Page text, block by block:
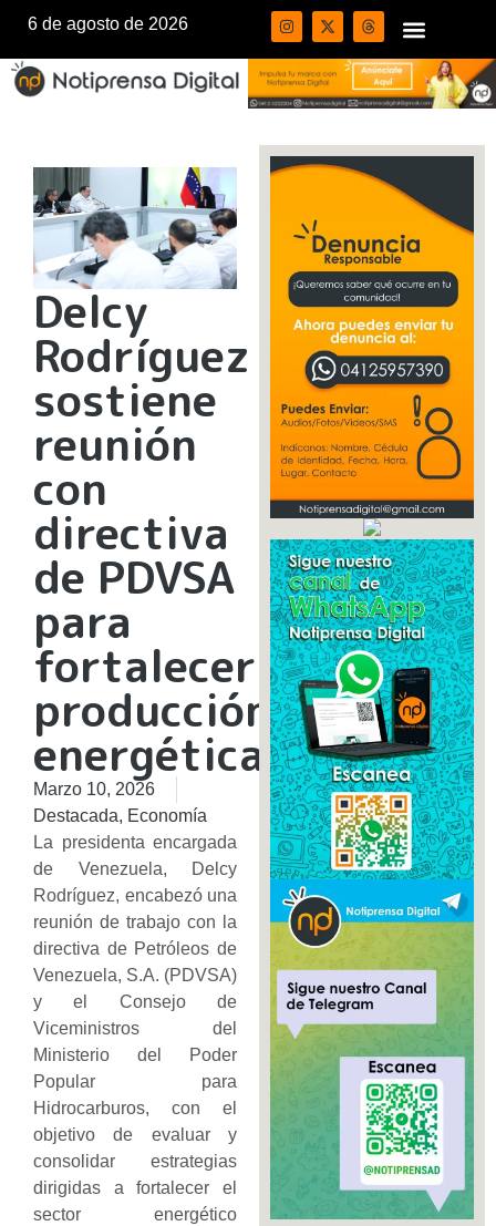
6 de agosto de 2026
Delcy
Rodríguez
sostiene
reunión
con
directiva
de PDVSA
para
fortalecer
producción
energética
Marzo 10, 2026
Destacada, Economía
La presidenta encargada
de Venezuela, Delcy
Rodríguez, encabezó una
reunión de trabajo con la
directiva de Petróleos de
Venezuela, S.A. (PDVSA)
y el Consejo de
Viceministros del
Ministerio del Poder
Popular para
Hidrocarburos, con el
objetivo de evaluar y
consolidar estrategias
dirigidas a fortalecer el
sector energético